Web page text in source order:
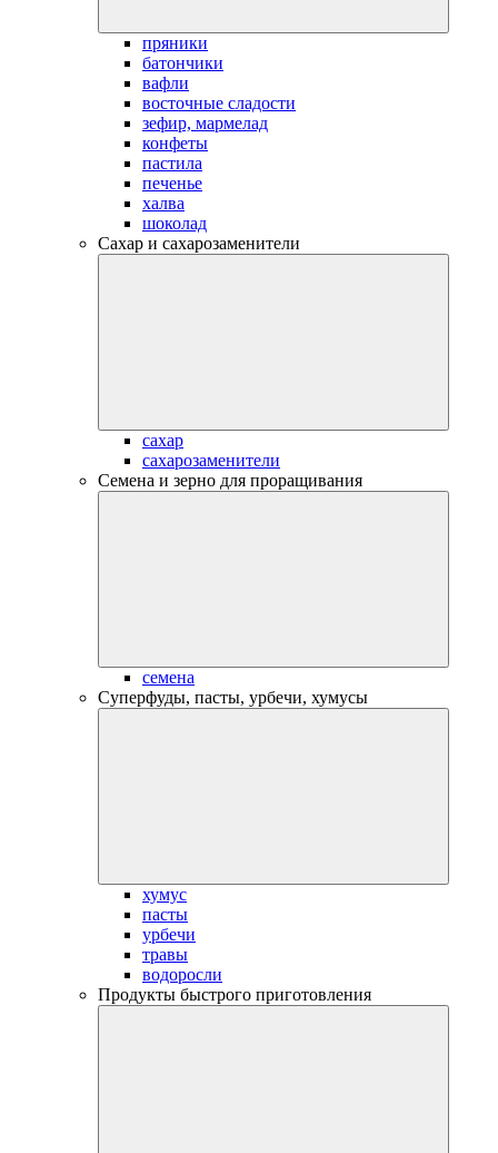
пряники
батончики
вафли
восточные сладости
зефир, мармелад
конфеты
пастила
печенье
халва
шоколад
Сахар и сахарозаменители
сахар
сахарозаменители
Семена и зерно для проращивания
семена
Суперфуды, пасты, урбечи, хумусы
хумус
пасты
урбечи
травы
водоросли
Продукты быстрого приготовления